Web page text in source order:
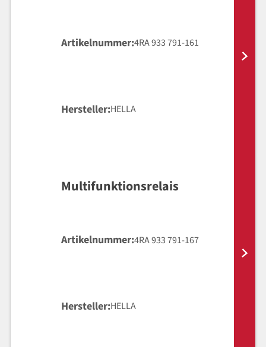
Artikelnummer 4RA 933 791-161
Hersteller HELLA
Multifunktionsrelais
Artikelnummer 4RA 933 791-167
Hersteller HELLA